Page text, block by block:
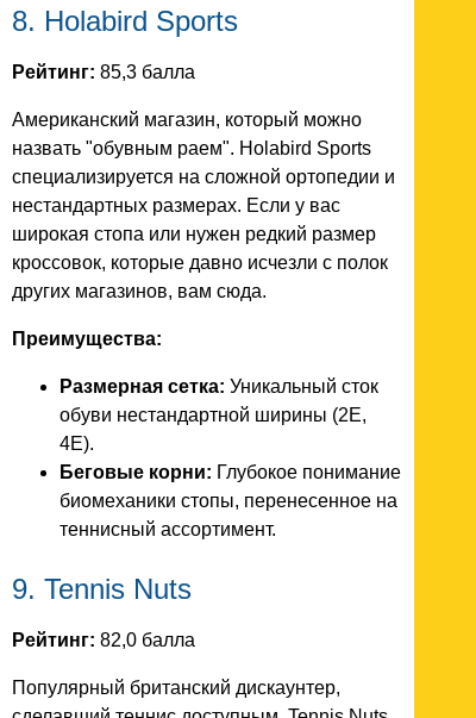
8. Holabird Sports
Рейтинг: 85,3 балла
Американский магазин, который можно
назвать "обувным раем". Holabird Sports
специализируется на сложной ортопедии и
нестандартных размерах. Если у вас
широкая стопа или нужен редкий размер
кроссовок, которые давно исчезли с полок
других магазинов, вам сюда.
Преимущества:
Размерная сетка: Уникальный сток
обуви нестандартной ширины (2E,
4E).
Беговые корни: Глубокое понимание
биомеханики стопы, перенесенное на
теннисный ассортимент.
9. Tennis Nuts
Рейтинг: 82,0 балла
Популярный британский дискаунтер,